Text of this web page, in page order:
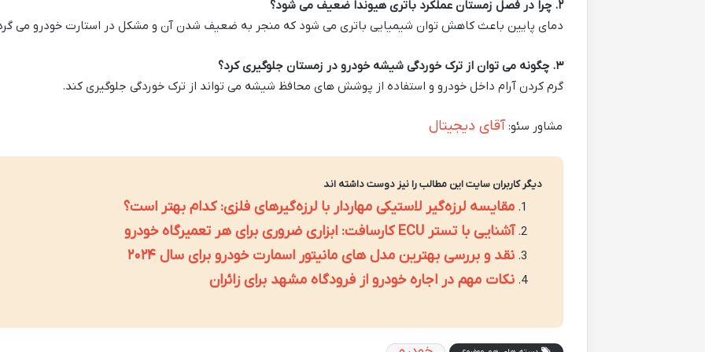
۲.چرا در فصل زمستان عملکرد باتری هیوندا ضعیف می شود؟
دمای پایین باعث کاهش توان شیمیایی باتری می شود که منجر به ضعیف شدن آن و مشکل در استارت خودرو می
۳.چگونه می توان از ترک خوردگی شیشه خودرو در زمستان جلوگیری کرد؟
گرم کردن آرام داخل خودرو و استفاده از پوشش های محافظ شیشه می تواند از ترک خوردگی جلوگیری کند.
مشاور سئو: آقای دیجیتال
دیگر کاربران سایت این مطالب را نیز دوست داشته اند
مقایسه لرزه‌گیر لاستیکی مهاردار با لرزه‌گیرهای فلزی: کدام بهتر است؟
آشنایی با تستر ECU کارسافت: ابزاری ضروری برای هر تعمیرگاه خودرو
نقد و بررسی بهترین مدل های مانیتور اسمارت خودرو برای سال ۲۰۲۴
نکات مهم در اجاره خودرو از فرودگاه مشهد برای زائران